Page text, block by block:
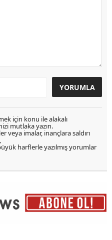
için konu ile alakalı
mutlaka yazın.
veya imalar, inançlara saldırı
harflerle yazılmış yorumlar